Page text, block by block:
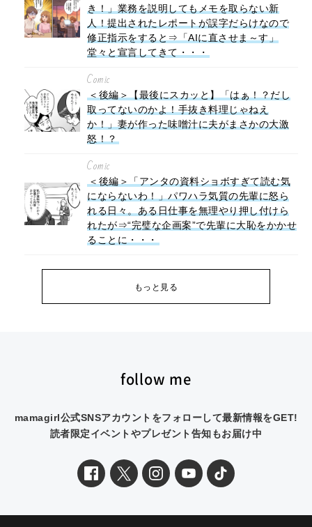
き！」業務を説明してもメモを取らない新
人！提出されたレポートが誤字だらけなので
修正指示をすると⇒「AIに直させま～す」
堂々と宣言してきて・・・
Comic
＜後編＞【最後にスカッと】「はぁ！？だし
取ってないのかよ！手抜き料理じゃねえ
か！」妻が作った味噌汁に夫がまさかの大激
怒！？
Comic
＜後編＞「アンタの資料ショボすぎて読む気
にならないわ！」パワハラ気質の先輩に怒ら
れる日々。ある日仕事を無理やり押し付けら
れたが⇒“完璧な企画案”で先輩に大恥をかかせ
ることに・・・
もっと見る
follow me
mamagirl公式SNSアカウントをフォローして最新情報をGET!
読者限定イベントやプレゼント告知もお届け中